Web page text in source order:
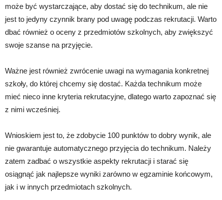
może być wystarczające, aby dostać się do technikum, ale nie
jest to jedyny czynnik brany pod uwagę podczas rekrutacji. Warto
dbać również o oceny z przedmiotów szkolnych, aby zwiększyć
swoje szanse na przyjęcie.
Ważne jest również zwrócenie uwagi na wymagania konkretnej
szkoły, do której chcemy się dostać. Każda technikum może
mieć nieco inne kryteria rekrutacyjne, dlatego warto zapoznać się
z nimi wcześniej.
Wnioskiem jest to, że zdobycie 100 punktów to dobry wynik, ale
nie gwarantuje automatycznego przyjęcia do technikum. Należy
zatem zadbać o wszystkie aspekty rekrutacji i starać się
osiągnąć jak najlepsze wyniki zarówno w egzaminie końcowym,
jak i w innych przedmiotach szkolnych.